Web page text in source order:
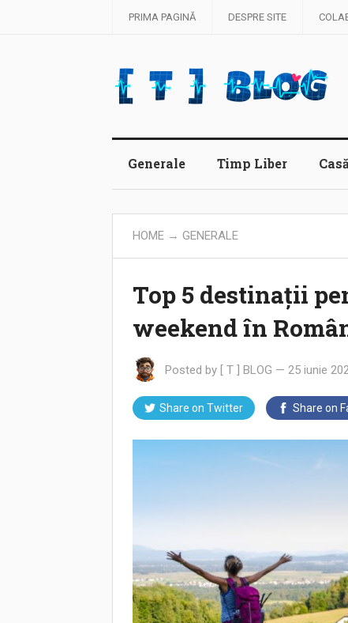
PRIMA PAGINĂ DESPRE SITE
Generale Timp Liber
HOME → GENERALE
Top 5 destinații
weekend în
Posted by [ T ] BLOG — 25 iunie
Share on Twitter Share on